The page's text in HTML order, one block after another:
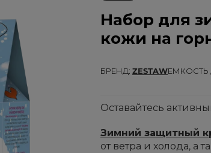
Набор для
кожи на
БРЕНД ZESTAWЕМКОСТЬ
Оставайтесь
Зимний защитный
от ветра и холода, а